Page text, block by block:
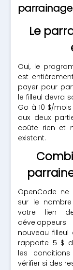
Le
Oui, le
est
payer pour
le filleul devra
Go à 10 $/
aux deux
coûte rien et
existant.
OpenCode
sur le
votre lien
nouveau
rapporte 5 $
les
vérifier si des